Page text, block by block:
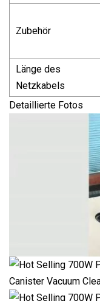
Zubehör
Länge des
Netzkabels
Detaillierte Fotos